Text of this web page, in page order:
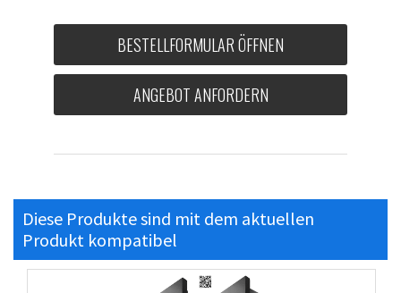
BESTELLFORMULAR ÖFFNEN
ANGEBOT ANFORDERN
Diese Produkte sind mit dem aktuellen
Produkt kompatibel